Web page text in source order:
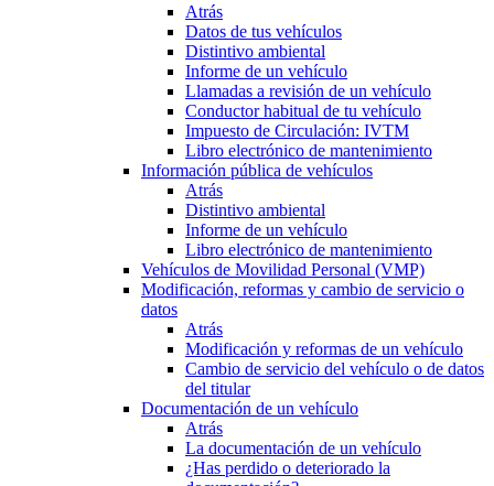
Atrás
Datos de tus vehículos
Distintivo ambiental
Informe de un vehículo
Llamadas a revisión de un vehículo
Conductor habitual de tu vehículo
Impuesto de Circulación: IVTM
Libro electrónico de mantenimiento
Información pública de vehículos
Atrás
Distintivo ambiental
Informe de un vehículo
Libro electrónico de mantenimiento
Vehículos de Movilidad Personal (VMP)
Modificación, reformas y cambio de servicio o
datos
Atrás
Modificación y reformas de un vehículo
Cambio de servicio del vehículo o de datos
del titular
Documentación de un vehículo
Atrás
La documentación de un vehículo
¿Has perdido o deteriorado la